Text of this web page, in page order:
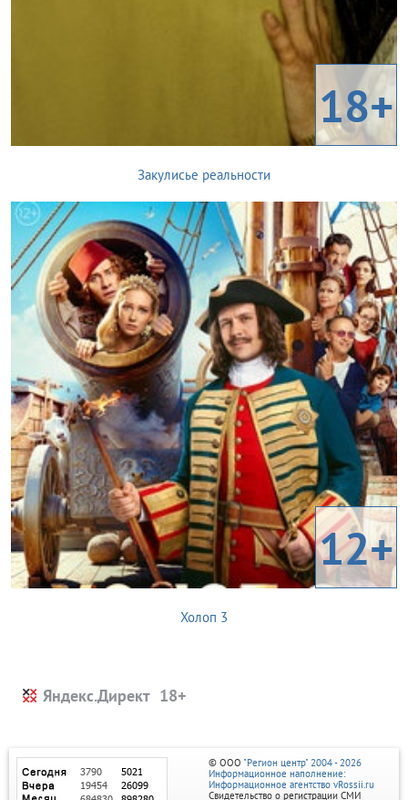
18+
Закулисье реальности
12+
Холоп 3
Яндекс.Директ
© ООО "Регион центр" 2004 - 2026
Информационное наполнение:
Информационное агентство vRossii.ru
Свидетельство о регистрации СМИ